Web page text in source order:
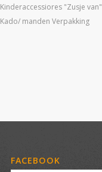
Kinderaccessiores "Zusje van"
Kado/ manden Verpakking
FACEBOOK